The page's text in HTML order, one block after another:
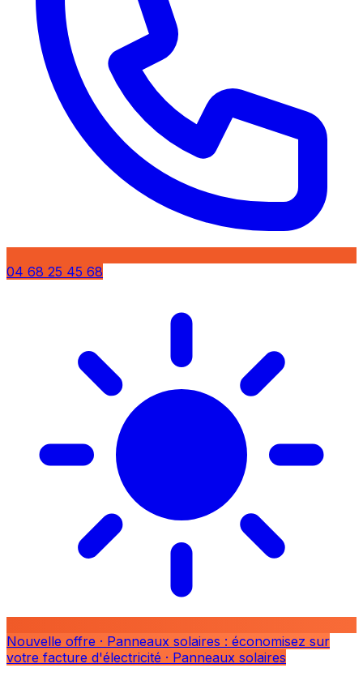
04 68 25 45 68
Nouvelle offre · Panneaux solaires : économisez sur
votre facture d'électricité · Panneaux solaires